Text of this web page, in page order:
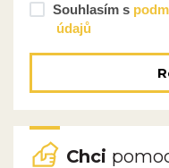
Souhlasím s
údajů
Chci